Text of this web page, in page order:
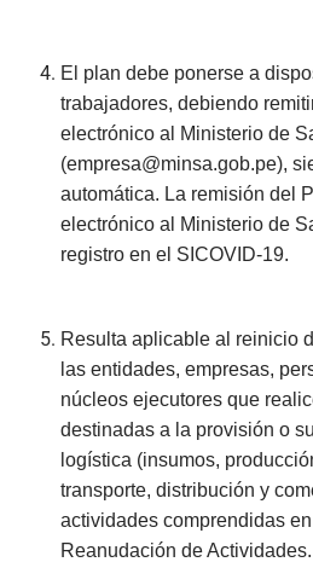
El plan debe ponerse a
trabajadores, debiendo
electrónico al Ministerio de
(empresa@minsa.gob.pe),
automática. La remisión del
electrónico al Ministerio de
registro en el SICOVID-19.
Resulta aplicable al reinicio
las entidades, empresas,
núcleos ejecutores que
destinadas a la provisión o
logística (insumos,
transporte, distribución y
actividades comprendidas
Reanudación de Actividades.